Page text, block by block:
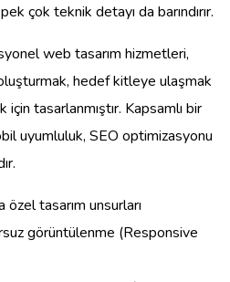
çok teknik detayı da barındırır.
web tasarım hizmetleri,
hedef kitleye ulaşmak
için tasarlanmıştır. Kapsamlı bir
uyumluluk, SEO optimizasyonu
özel tasarım unsurları
görüntülenme (Responsive